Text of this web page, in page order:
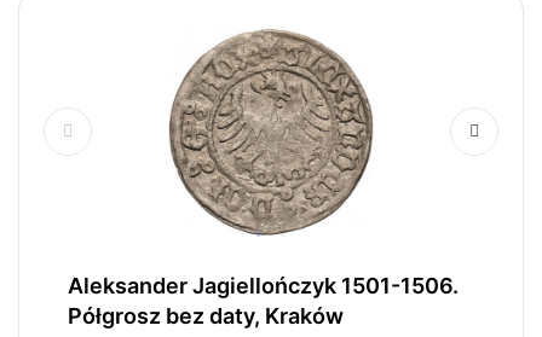
Aleksander Jagiellończyk 1501-1506.
Półgrosz bez daty, Kraków